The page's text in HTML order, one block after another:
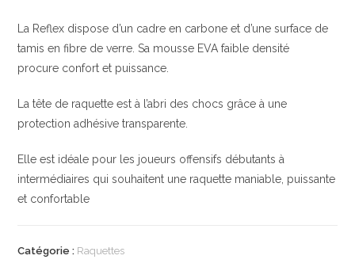
La Reflex dispose d’un cadre en carbone et d’une surface de
tamis en fibre de verre. Sa mousse EVA faible densité
procure confort et puissance.
La tête de raquette est à l’abri des chocs grâce à une
protection adhésive transparente.
Elle est idéale pour les joueurs offensifs débutants à
intermédiaires qui souhaitent une raquette maniable, puissante
et confortable
Catégorie : Raquettes